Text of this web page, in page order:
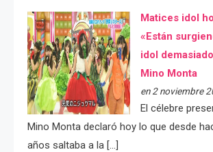
Matices idol
«Están
idol
Mino Monta
en 2 noviembre
El célebre
Mino Monta declaró hoy lo que desde
años saltaba a la […]